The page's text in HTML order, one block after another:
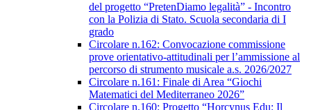
del progetto “PretenDiamo legalità” - Incontro
con la Polizia di Stato. Scuola secondaria di I
grado
Circolare n.162: Convocazione commissione
prove orientativo-attitudinali per l’ammissione al
percorso di strumento musicale a.s. 2026/2027
Circolare n.161: Finale di Area “Giochi
Matematici del Mediterraneo 2026”
Circolare n.160: Progetto “Horcynus Edu: Il